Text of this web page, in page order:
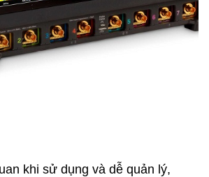
khi sử dụng và dễ quản lý,